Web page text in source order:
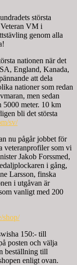
största
VM i
genom alla
nationen när det
England, Kanada,
att dela
nationer som redan
men sedan
5000 meter. 10 km
bli det största
sv/
nu pågår jobbet för
veteranprofiler som vi
Jakob Forssmed,
i gång,
Larsson, finska
i utgåvan är
vanligt med 200
shop/
150:- till
posten och välja
beställning till
enligt ovan.